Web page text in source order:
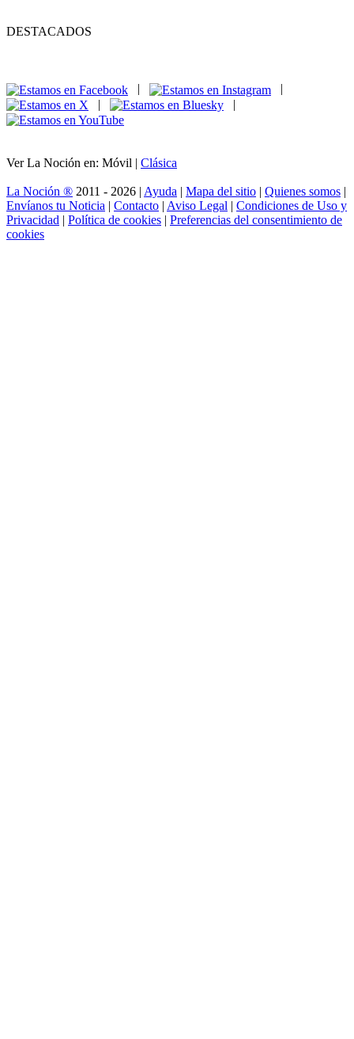
DESTACADOS
|
|
Ver La Noción en: Móvil | Clásica
La Noción ® 2011 - 2026 | Ayuda | Mapa del sitio | Quienes somos |
Envíanos tu Noticia | Contacto | Aviso Legal | Condiciones de Uso y
Privacidad | Política de cookies | Preferencias del consentimiento de
cookies